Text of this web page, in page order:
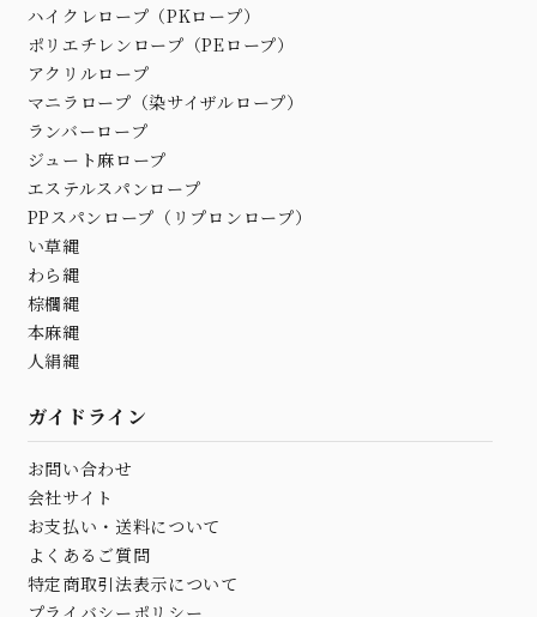
ハイクレロープ（PKロープ）
ポリエチレンロープ（PEロープ）
アクリルロープ
マニラロープ（染サイザルロープ）
ランバーロープ
ジュート麻ロープ
エステルスパンロープ
PPスパンロープ（リプロンロープ）
い草縄
わら縄
棕櫚縄
本麻縄
人絹縄
ガイドライン
お問い合わせ
会社サイト
お支払い・送料について
よくあるご質問
特定商取引法表示について
プライバシーポリシー